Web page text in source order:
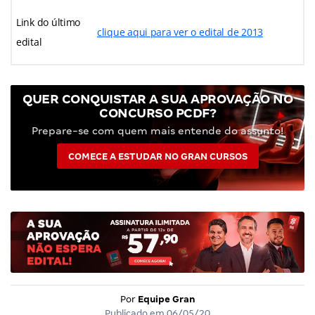
Link do último
edital
clique aqui para ver o edital de 2013
QUER CONQUISTAR A SUA APROVAÇÃO NO
CONCURSO PCDF?
Prepare-se com quem mais entende do assunto!
COMECE A ESTUDAR NO GRAN CURSOS
Por Equipe Gran
Publicado em 06/05/20